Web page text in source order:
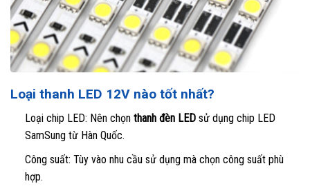
Loại thanh LED 12V nào tốt nhất?
Loại chip LED: Nên chọn thanh đèn LEDsử dụng chip LED
SamSung từ Hàn Quốc.
Công suất: Tùy vào nhu cầu sử dụng mà chọn công suất phù
hợp.